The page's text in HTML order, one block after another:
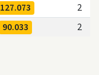
127.073
2
90.033 2